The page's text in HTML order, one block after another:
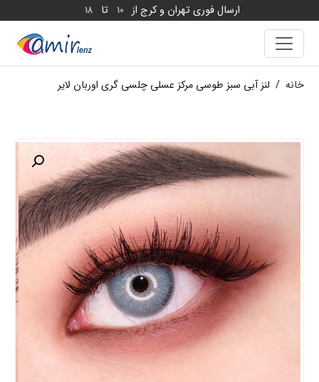
ارسال فوری تهران و کرج از 10 تا 18
خانه / لنز آبی سبز طوسی مرکز عسلی چلسی گری اوربان لایر